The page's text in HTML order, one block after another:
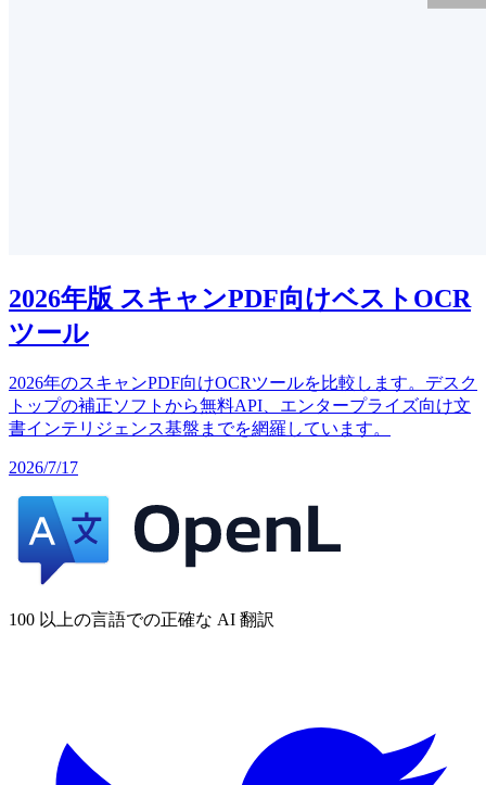
2026年版 スキャンPDF向けベストOCR
ツール
2026年のスキャンPDF向けOCRツールを比較します。デスク
トップの補正ソフトから無料API、エンタープライズ向け文
書インテリジェンス基盤までを網羅しています。
2026/7/17
100 以上の言語での正確な AI 翻訳